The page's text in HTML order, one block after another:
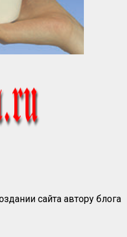
сайта автору блога